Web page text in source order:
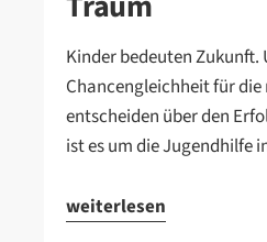
Kinder bedeuten
Chancengleichheit für
entscheiden über den
ist es um die Jugendhilfe
weiterlesen